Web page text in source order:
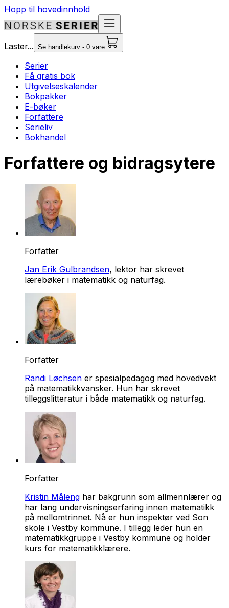
Hopp til hovedinnhold
Laster... Se handlekurv - 0 vare
Serier
Få gratis bok
Utgivelseskalender
Bokpakker
E-bøker
Forfattere
Serieliv
Bokhandel
Forfattere og bidragsytere
Forfatter
Jan Erik Gulbrandsen, lektor har skrevet
lærebøker i matematikk og naturfag.
Forfatter
Randi Løchsen er spesialpedagog med hovedvekt
på matematikkvansker. Hun har skrevet
tilleggslitteratur i både matematikk og naturfag.
Forfatter
Kristin Måleng har bakgrunn som allmennlærer og
har lang undervisningserfaring innen matematikk
på mellomtrinnet. Nå er hun inspektør ved Son
skole i Vestby kommune. I tillegg leder hun en
matematikkgruppe i Vestby kommune og holder
kurs for matematikklærere.